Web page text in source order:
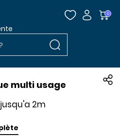
0
et aller au pied
Rechercher
multi usage
2m